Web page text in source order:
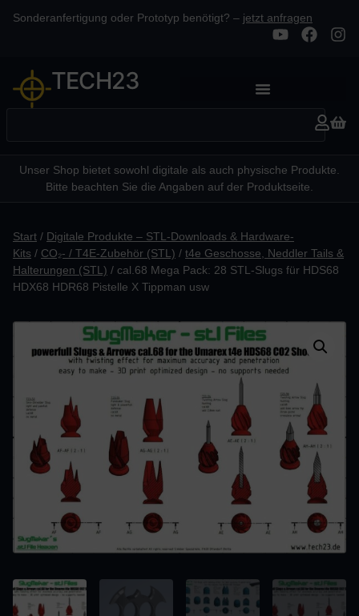
Sonderanfertigung oder Prototyp benötigt? – jetzt anfragen
TECH23
Unser Shop bietet sowohl digitale als auch physische Produkte.
Bitte beachten Sie die Angaben auf der Produktseite.
Start / Digitale Produkte – STL-Downloads & Hardware-
Kits / CO₂- / T4E-Zubehör (STL) / t4e Geschosse, Neddler Tails &
Halterungen (STL) / cal.68 Mega Pack: 28 STL-Slugs für HDS68
HDX68 HDR68 Pistelle X Tippman usw